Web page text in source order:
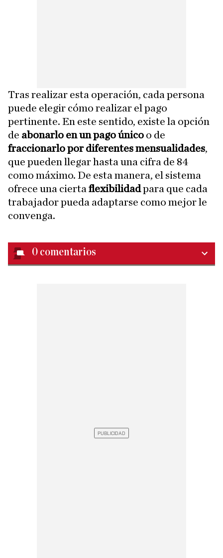
Tras realizar esta operación, cada persona
puede elegir cómo realizar el pago
pertinente. En este sentido, existe la opción
de abonarlo en un pago único o de
fraccionarlo por diferentes mensualidades,
que pueden llegar hasta una cifra de 84
como máximo. De esta manera, el sistema
ofrece una cierta flexibilidadpara que cada
trabajador pueda adaptarse como mejor le
convenga.
0 comentarios